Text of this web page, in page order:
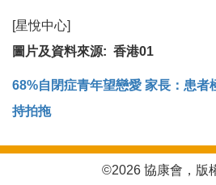
[星悅中心]
圖片及資料來源: 香港01
68%自閉症青年望戀愛 家長：患者
持拍拖
©2026 協康會，版